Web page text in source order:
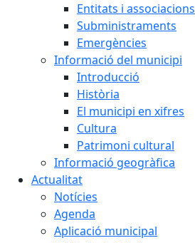
Entitats i associacions
Subministraments
Emergències
Informació del municipi
Introducció
Història
El municipi en xifres
Cultura
Patrimoni cultural
Informació geogràfica
Actualitat
Notícies
Agenda
Aplicació municipal